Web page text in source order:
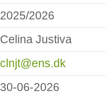
2025/2026
Celina Justiva
clnjt@ens.dk
30-06-2026